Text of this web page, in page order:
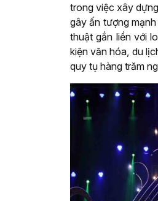
trong việc xây
gây ấn tượng
thuật gắn liền với
kiện văn hóa, du
quy tụ hàng trăm